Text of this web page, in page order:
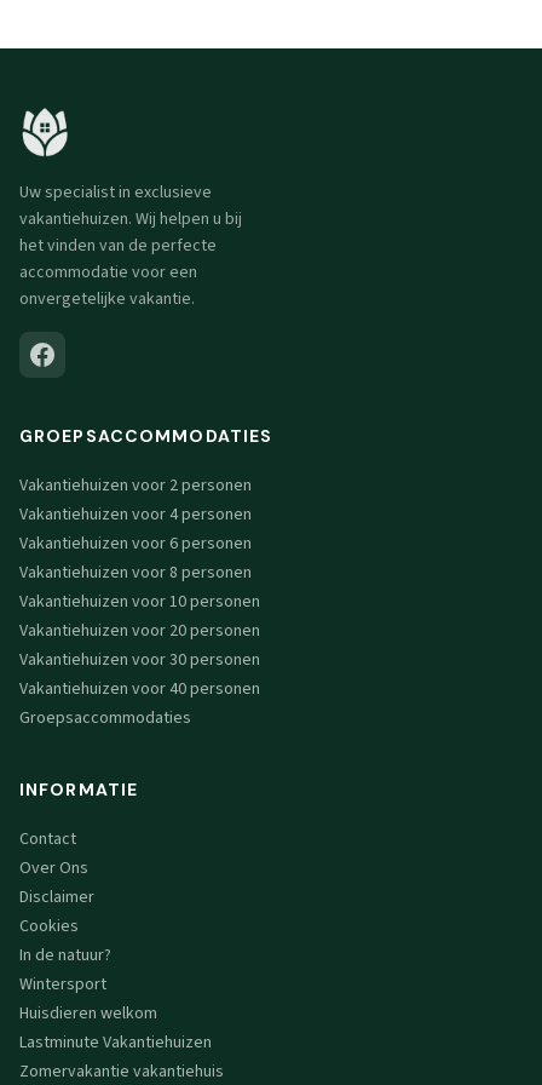
Uw specialist in exclusieve
vakantiehuizen. Wij helpen u bij
het vinden van de perfecte
accommodatie voor een
onvergetelijke vakantie.
GROEPSACCOMMODATIES
Vakantiehuizen voor 2 personen
Vakantiehuizen voor 4 personen
Vakantiehuizen voor 6 personen
Vakantiehuizen voor 8 personen
Vakantiehuizen voor 10 personen
Vakantiehuizen voor 20 personen
Vakantiehuizen voor 30 personen
Vakantiehuizen voor 40 personen
Groepsaccommodaties
INFORMATIE
Contact
Over Ons
Disclaimer
Cookies
In de natuur?
Wintersport
Huisdieren welkom
Lastminute Vakantiehuizen
Zomervakantie vakantiehuis